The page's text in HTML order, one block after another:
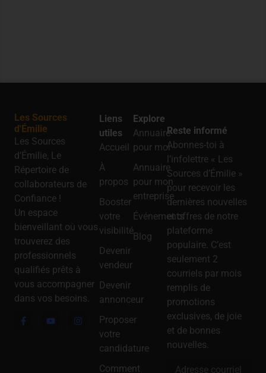
Les Sources
d'Émilie
Les Sources
d’Émilie, Le
Répertoire de
collaborateurs de
Confiance !
Un espace
bienveillant où vous
trouverez des
professionnels
qualifiés prêts à
vous accompagner
dans vos besoins.
Liens
utiles
Accueil
À
propos
Booster
votre
visibilité
Devenir
vendeur
Devenir
annonceur
Proposer
votre
candidature
Comment
Explore
Annuaire
pour moi
Annuaire
pour mon
entreprise
Événements
Blog
Reste informé
Abonnes-toi à
l’infolettre « Les
Sources d’Émilie »
pour recevoir les
dernières nouvelles
et offres de notre
plateforme
populaire. C’est
seulement 2
courriels par mois
remplis de
promotions
exclusives, de joie
et de bonnes
nouvelles.